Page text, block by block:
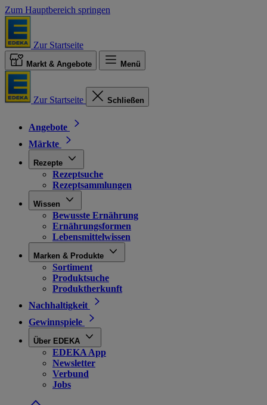
Zum Hauptbereich springen
Zur Startseite
Markt & Angebote Menü
Zur Startseite Schließen
Angebote
Märkte
Rezepte
Rezeptsuche
Rezeptsammlungen
Wissen
Bewusste Ernährung
Ernährungsformen
Lebensmittelwissen
Marken & Produkte
Sortiment
Produktsuche
Produktherkunft
Nachhaltigkeit
Gewinnspiele
Über EDEKA
EDEKA App
Newsletter
Verbund
Jobs